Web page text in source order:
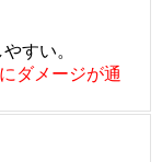
すい。
ダメージが通